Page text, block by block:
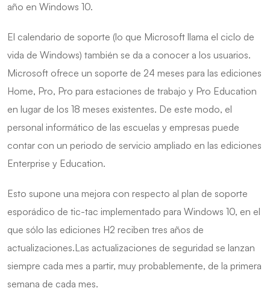
año en Windows 10.
El calendario de soporte (lo que Microsoft llama el ciclo de
vida de Windows) también se da a conocer a los usuarios.
Microsoft ofrece un soporte de 24 meses para las ediciones
Home, Pro, Pro para estaciones de trabajo y Pro Education
en lugar de los 18 meses existentes. De este modo, el
personal informático de las escuelas y empresas puede
contar con un periodo de servicio ampliado en las ediciones
Enterprise y Education.
Esto supone una mejora con respecto al plan de soporte
esporádico de tic-tac implementado para Windows 10, en el
que sólo las ediciones H2 reciben tres años de
actualizaciones.Las actualizaciones de seguridad se lanzan
siempre cada mes a partir, muy probablemente, de la primera
semana de cada mes.